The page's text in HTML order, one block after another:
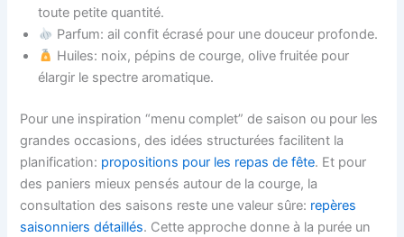
toute petite quantité.
Parfum: ail confit écrasé pour une douceur profonde.
Huiles: noix, pépins de courge, olive fruitée pour
élargir le spectre aromatique.
Pour une inspiration “menu complet” de saison ou pour les
grandes occasions, des idées structurées facilitent la
planification: propositions pour les repas de fête. Et pour
des paniers mieux pensés autour de la courge, la
consultation des saisons reste une valeur sûre: repères
saisonniers détaillés. Cette approche donne à la purée un